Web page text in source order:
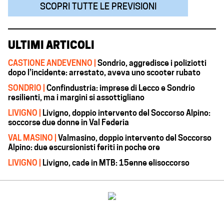
SCOPRI TUTTE LE PREVISIONI
ULTIMI ARTICOLI
CASTIONE ANDEVENNO | Sondrio, aggredisce i poliziotti
dopo l’incidente: arrestato, aveva uno scooter rubato
SONDRIO | Confindustria: imprese di Lecco e Sondrio
resilienti, ma i margini si assottigliano
LIVIGNO | Livigno, doppio intervento del Soccorso Alpino:
soccorse due donne in Val Federia
VAL MASINO | Valmasino, doppio intervento del Soccorso
Alpino: due escursionisti feriti in poche ore
LIVIGNO | Livigno, cade in MTB: 15enne elisoccorso